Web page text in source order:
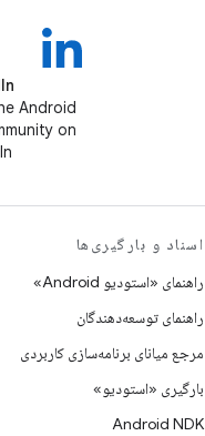
Android
on
اسناد و بارگیری‌ها
راهنمای «استودیو Android»
راهنمای توسعه‌دهندگان
مرجع میانای برنامه‌سازی کاربردی
بارگیری «استودیو»
Android NDK